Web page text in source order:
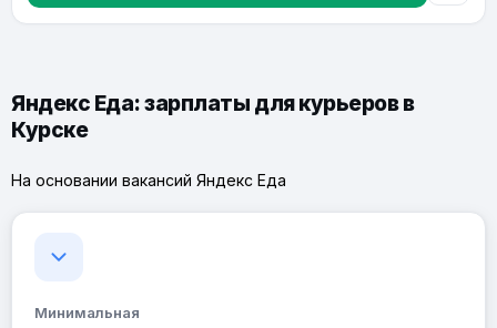
Яндекс Еда: зарплаты для курьеров в
Курске
На основании вакансий Яндекс Еда
Минимальная